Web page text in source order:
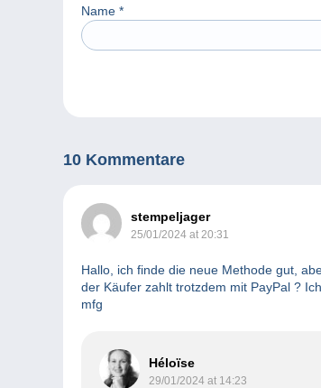
Name *
10 Kommentare
stempeljager
25/01/2024 at 20:31
Hallo, ich finde die neue Methode gut,
der Käufer zahlt trotzdem mit PayPal ?
mfg
Héloïse
29/01/2024 at 14:23